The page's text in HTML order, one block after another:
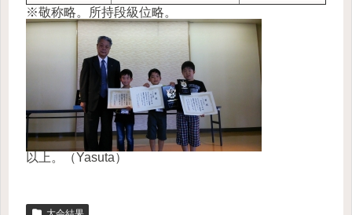
※敬称略。所持段級位略。
以上。（Yasuta）